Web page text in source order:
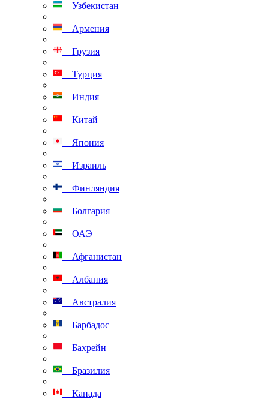
Узбекистан
Армения
Грузия
Турция
Индия
Китай
Япония
Израиль
Финляндия
Болгария
ОАЭ
Афганистан
Албания
Австралия
Барбадос
Бахрейн
Бразилия
Канада